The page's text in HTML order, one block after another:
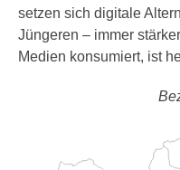
setzen sich digitale
Jüngeren – immer
Medien konsumiert, ist